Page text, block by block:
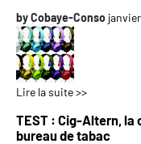
byCobaye-Conso
Lire la suite >>
TEST : Cig-Altern,
bureau de tabac